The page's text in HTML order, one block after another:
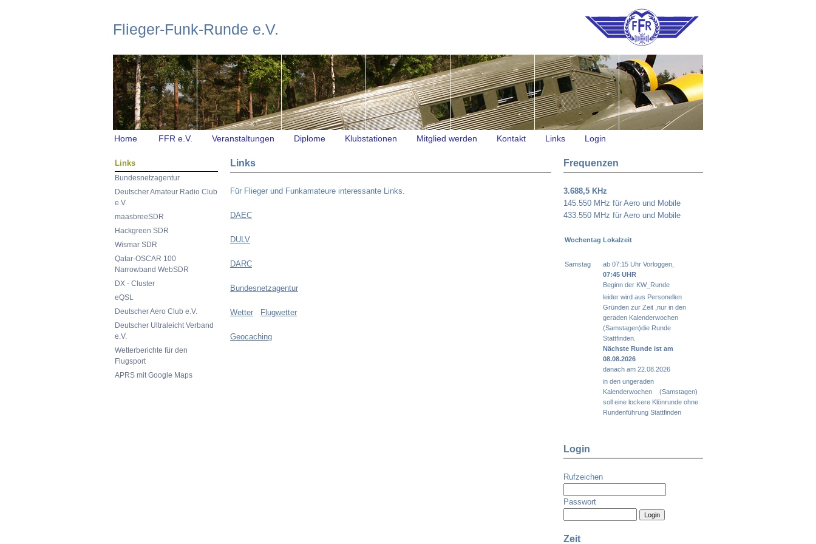
Flieger-Funk-Runde e.V.
Home FFR e.V. Veranstaltungen Diplome Klubstationen Mitglied werden Kontakt Links Login
Links
Bundesnetzagentur
Deutscher Amateur Radio Club
e.V.
maasbreeSDR
Hackgreen SDR
Wismar SDR
Qatar-OSCAR 100
Narrowband WebSDR
DX - Cluster
eQSL
Deutscher Aero Club e.V.
Deutscher Ultraleicht Verband
e.V.
Wetterberichte für den
Flugsport
APRS mit Google Maps
Links
Für Flieger und Funkamateure interessante Links.
DAEC
DULV
DARC
Bundesnetzagentur
Wetter Flugwetter
Geocaching
Frequenzen
3.688,5 KHz
145.550 MHz für Aero und Mobile
433.550 MHz für Aero und Mobile
Wochentag Lokalzeit
Samstag
ab 07:15 Uhr Vorloggen,
07:45 UHR
Beginn der KW_Runde
leider wird aus Personellen
Gründen zur Zeit ,nur in den
geraden Kalenderwochen
(Samstagen)die Runde
Stattfinden.
Nächste Runde ist am
08.08.2026
danach am 22.08.2026
in den ungeraden
Kalenderwochen (Samstagen)
soll eine lockere Klönrunde ohne
Rundenführung Stattfinden
Login
Rufzeichen
Passwort
Zeit